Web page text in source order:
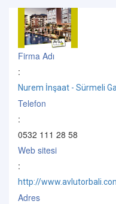
Firma Adı
:
Nurem İnşaat - Sürmeli
Telefon
:
0532 111 28 58
Web sitesi
:
http://
Adres